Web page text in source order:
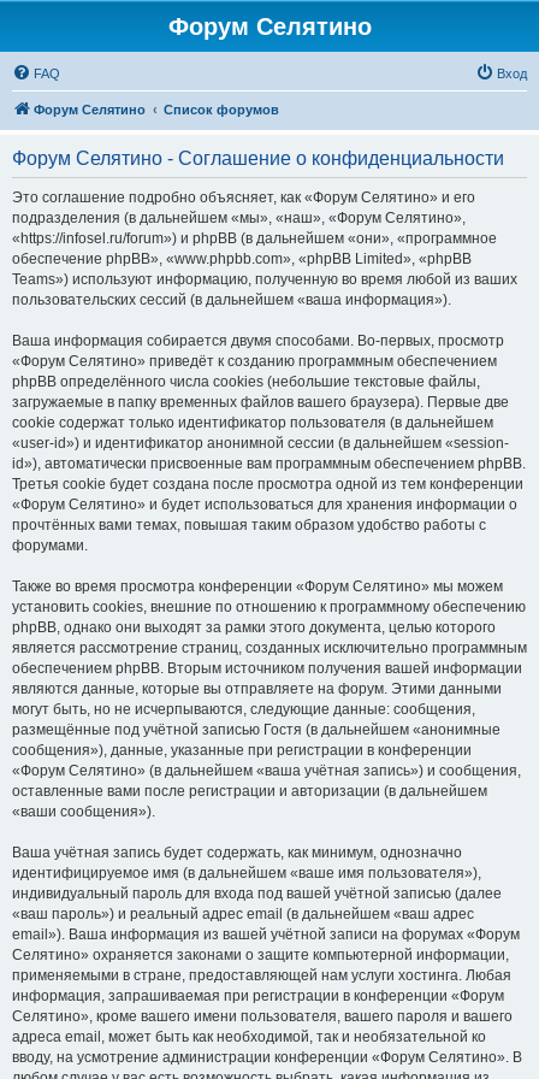
Форум Селятино
FAQ Вход
Форум Селятино Список форумов
Форум Селятино - Соглашение о конфиденциальности
Это соглашение подробно объясняет, как «Форум Селятино» и его
подразделения (в дальнейшем «мы», «наш», «Форум Селятино»,
«https://infosel.ru/forum») и phpBB (в дальнейшем «они», «программное
обеспечение phpBB», «www.phpbb.com», «phpBB Limited», «phpBB
Teams») используют информацию, полученную во время любой из ваших
пользовательских сессий (в дальнейшем «ваша информация»).
Ваша информация собирается двумя способами. Во-первых, просмотр
«Форум Селятино» приведёт к созданию программным обеспечением
phpBB определённого числа cookies (небольшие текстовые файлы,
загружаемые в папку временных файлов вашего браузера). Первые две
cookie содержат только идентификатор пользователя (в дальнейшем
«user-id») и идентификатор анонимной сессии (в дальнейшем «session-
id»), автоматически присвоенные вам программным обеспечением phpBB.
Третья cookie будет создана после просмотра одной из тем конференции
«Форум Селятино» и будет использоваться для хранения информации о
прочтённых вами темах, повышая таким образом удобство работы с
форумами.
Также во время просмотра конференции «Форум Селятино» мы можем
установить cookies, внешние по отношению к программному обеспечению
phpBB, однако они выходят за рамки этого документа, целью которого
является рассмотрение страниц, созданных исключительно программным
обеспечением phpBB. Вторым источником получения вашей информации
являются данные, которые вы отправляете на форум. Этими данными
могут быть, но не исчерпываются, следующие данные: сообщения,
размещённые под учётной записью Гостя (в дальнейшем «анонимные
сообщения»), данные, указанные при регистрации в конференции
«Форум Селятино» (в дальнейшем «ваша учётная запись») и сообщения,
оставленные вами после регистрации и авторизации (в дальнейшем
«ваши сообщения»).
Ваша учётная запись будет содержать, как минимум, однозначно
идентифицируемое имя (в дальнейшем «ваше имя пользователя»),
индивидуальный пароль для входа под вашей учётной записью (далее
«ваш пароль») и реальный адрес email (в дальнейшем «ваш адрес
email»). Ваша информация из вашей учётной записи на форумах «Форум
Селятино» охраняется законами о защите компьютерной информации,
применяемыми в стране, предоставляющей нам услуги хостинга. Любая
информация, запрашиваемая при регистрации в конференции «Форум
Селятино», кроме вашего имени пользователя, вашего пароля и вашего
адреса email, может быть как необходимой, так и необязательной ко
вводу, на усмотрение администрации конференции «Форум Селятино». В